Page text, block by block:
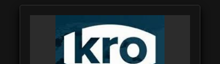
Bedankt